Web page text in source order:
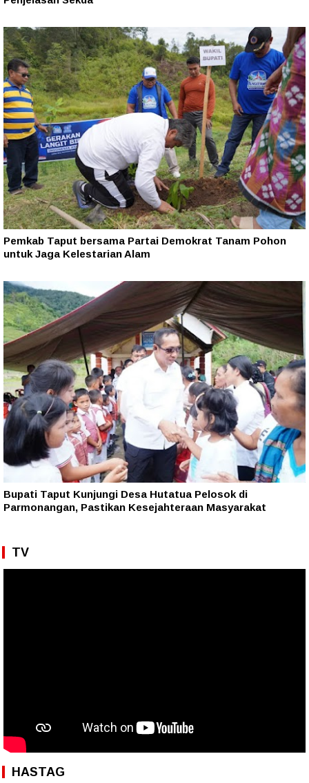
Pemkab Taput bersama Partai Demokrat Tanam Pohon
untuk Jaga Kelestarian Alam
Bupati Taput Kunjungi Desa Hutatua Pelosok di
Parmonangan, Pastikan Kesejahteraan Masyarakat
TV
HASTAG